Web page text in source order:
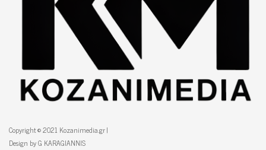
Copyright © 2021 Kozanimedia.gr |
Design by G KARAGIANNIS